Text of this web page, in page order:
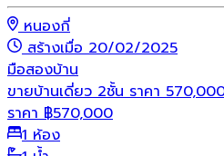
หนองกี่
สร้างเมื่อ 20/02/2025
มือสองบ้าน
ขายบ้านเดี่ยว 2ชั้น ราคา
ราคา ฿570,000
1 ห้อง